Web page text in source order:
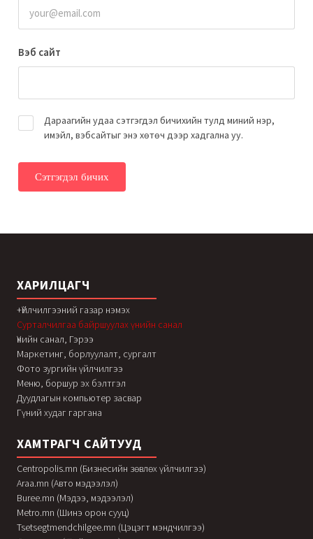
Вэб сайт
Дараагийн удаа сэтгэгдэл бичихийн тулд миний нэр,
имэйл, вэбсайтыг энэ хөтөч дээр хадгална уу.
ХАРИЛЦАГЧ
+Үйлчилгээний газар нэмэх
Сурталчилгаа байршуулах үнийн санал
Үнийн санал, Гэрээ
Маркетинг, борлуулалт, сургалт
Фото зургийн үйлчилгээ
Меню, боршур эх бэлтгэл
Дуудлагын компьютер засвар
Гүний худаг гаргана
ХАМТРАГЧ САЙТУУД
Centropolis.mn (Бизнесийн зөвлөх үйлчилгээ)
Araa.mn (Авто мэдээлэл)
Buree.mn (Мэдээ, мэдээлэл)
Metro.mn (Шинэ орон сууц)
Tsetsegtmendchilgee.mn (Цэцэгт мэндчилгээ)